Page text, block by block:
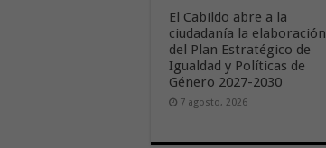
El Cabildo abre a la
ciudadanía la elaboración
del Plan Estratégico de
Igualdad y Políticas de
Género 2027-2030
7 agosto, 2026